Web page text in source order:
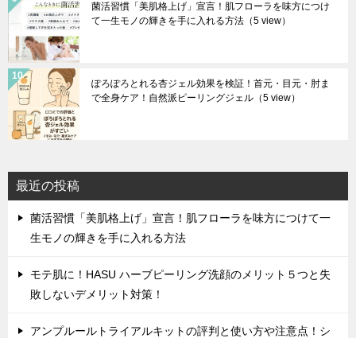
菌活習慣「美肌格上げ」宣言！肌フローラを味方につけ
て一生モノの輝きを手に入れる方法 （5 view）
ぽろぽろとれる杏ジェル効果を検証！首元・目元・肘ま
で全身ケア！自然派ピーリングジェル （5 view）
最近の投稿
菌活習慣「美肌格上げ」宣言！肌フローラを味方につけて一
生モノの輝きを手に入れる方法
モテ肌に！HASU ハーブピーリング洗顔のメリット５つと失
敗しないデメリット対策！
アンプルールトライアルキットの評判と使い方や注意点！シ